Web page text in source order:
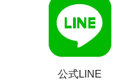
公式LINE